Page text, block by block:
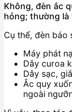
Không, đèn ắc
hỏng; thường là
Cụ thể, đèn báo
Máy phát
Dây curoa
Dây sạc,
Ắc quy
ngoài